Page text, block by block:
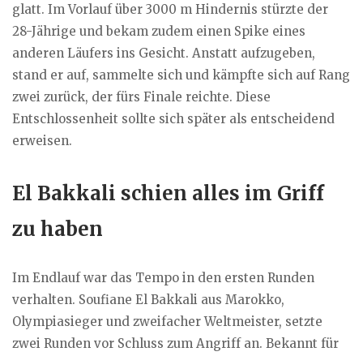
glatt. Im Vorlauf über 3000 m Hindernis stürzte der
28-Jährige und bekam zudem einen Spike eines
anderen Läufers ins Gesicht. Anstatt aufzugeben,
stand er auf, sammelte sich und kämpfte sich auf Rang
zwei zurück, der fürs Finale reichte. Diese
Entschlossenheit sollte sich später als entscheidend
erweisen.
El Bakkali schien alles im Griff
zu haben
Im Endlauf war das Tempo in den ersten Runden
verhalten. Soufiane El Bakkali aus Marokko,
Olympiasieger und zweifacher Weltmeister, setzte
zwei Runden vor Schluss zum Angriff an. Bekannt für